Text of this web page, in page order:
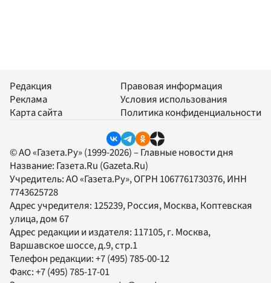
Редакция
Реклама
Карта сайта
Правовая информация
Условия использования
Политика конфиденциальности
© АО «Газета.Ру» (1999-2026) – Главные новости дня
Название: Газета.Ru (Gazeta.Ru)
Учредитель:АО «Газета.Ру», ОГРН 1067761730376, ИНН
7743625728
Адрес учредителя: 125239, Россия, Москва, Коптевская
улица, дом 67
Адрес редакции и издателя: 117105, г. Москва,
Варшавское шоссе, д.9, стр.1
Телефон редакции:+7 (495) 785-00-12
Факс:+7 (495) 785-17-01